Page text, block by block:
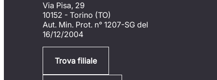
Via Pisa, 29
10152 - Torino (TO)
Aut. Min. Prot. n° 1207-SG del
16/12/2004
Trova filiale